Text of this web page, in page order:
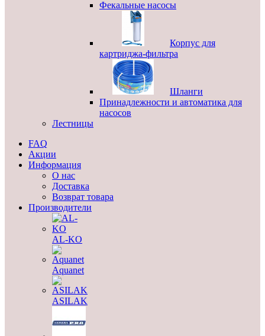
Фекальные насосы
Корпус для
картриджа-фильтра
Шланги
Принадлежности и автоматика для
насосов
Лестницы
FAQ
Акции
Информация
О нас
Доставка
Возврат товара
Производители
AL-KO
Aquanet
ASILAK